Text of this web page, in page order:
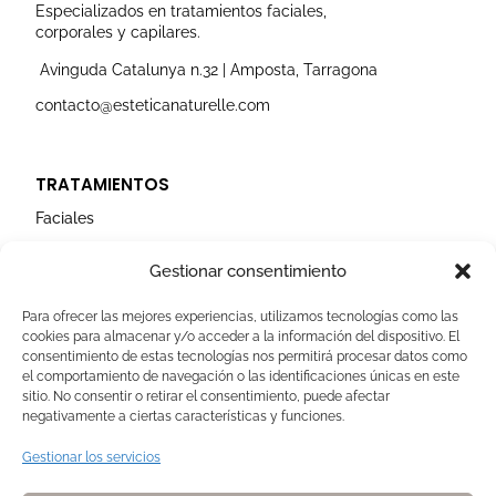
Gestionar consentimiento
Para ofrecer las mejores experiencias, utilizamos tecnologías como las
cookies para almacenar y/o acceder a la información del dispositivo. El
consentimiento de estas tecnologías nos permitirá procesar datos como
el comportamiento de navegación o las identificaciones únicas en este
sitio. No consentir o retirar el consentimiento, puede afectar
negativamente a ciertas características y funciones.
Gestionar los servicios
r
a
m
o
k
e
i
n
r
Especializados en tratamientos faciales,
corporales y capilares.
Avinguda Catalunya n.32 | Amposta, Tarragona
contacto@esteticanaturelle.com
TRATAMIENTOS
Faciales
AVISOS LEGALES
Aviso Legal
Politica de Cookies
Política de privacidad